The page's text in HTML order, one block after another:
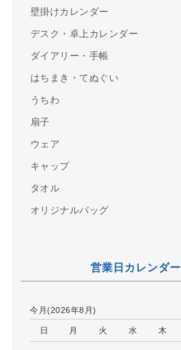
壁掛けカレンダー
デスク・卓上カレンダー
ダイアリー・手帳
はちまき・てぬぐい
うちわ
扇子
ウェア
キャップ
タオル
オリジナルバッグ
営業日カレンダー
今月(2026年8月)
日 月 火 水 木